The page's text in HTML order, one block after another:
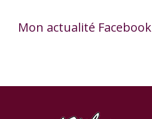
Mon actualité Facebook